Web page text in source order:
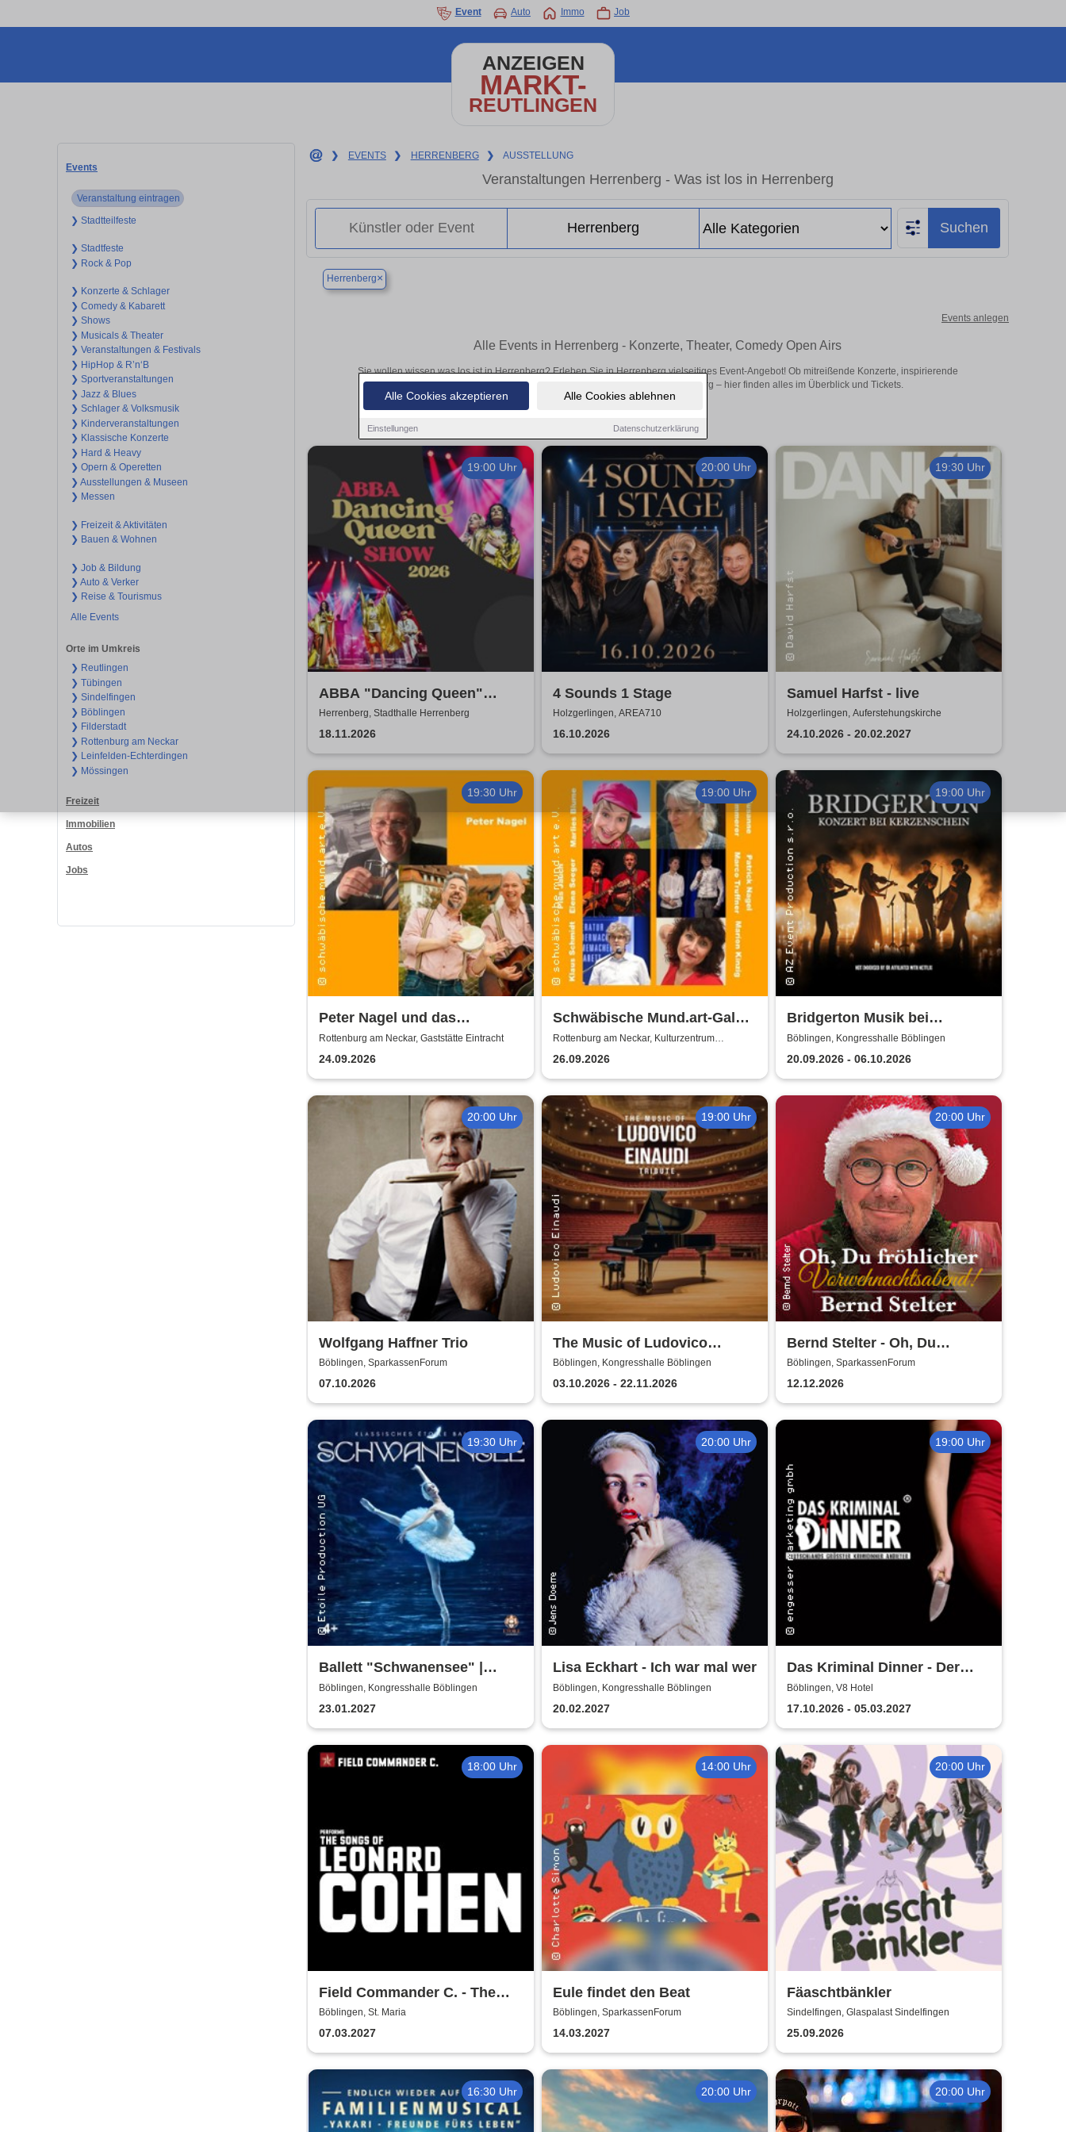
Alle Cookies akzeptieren Alle Cookies ablehnen
Einstellungen Datenschutzerklärung
Event Auto Immo Job
ANZEIGEN
MARKT-
REUTLINGEN
Events
Veranstaltung eintragen
❯ Stadtteilfeste
❯ Stadtfeste
❯ Rock & Pop
❯ Konzerte & Schlager
❯ Comedy & Kabarett
❯ Shows
❯ Musicals & Theater
❯ Veranstaltungen & Festivals
❯ HipHop & R’n‘B
❯ Sportveranstaltungen
❯ Jazz & Blues
❯ Schlager & Volksmusik
❯ Kinderveranstaltungen
❯ Klassische Konzerte
❯ Hard & Heavy
❯ Opern & Operetten
❯ Ausstellungen & Museen
❯ Messen
❯ Freizeit & Aktivitäten
❯ Bauen & Wohnen
❯ Job & Bildung
❯ Auto & Verker
❯ Reise & Tourismus
Alle Events
Orte im Umkreis
❯ Reutlingen
❯ Tübingen
❯ Sindelfingen
❯ Böblingen
❯ Filderstadt
❯ Rottenburg am Neckar
❯ Leinfelden-Echterdingen
❯ Mössingen
Freizeit
Immobilien
Autos
Jobs
❯ EVENTS ❯ HERRENBERG ❯ AUSSTELLUNG
Veranstaltungen Herrenberg - Was ist los in Herrenberg
Suchen
Herrenberg×
Events anlegen
Alle Events in Herrenberg - Konzerte, Theater, Comedy Open Airs
Sie wollen wissen was los ist in Herrenberg? Erleben Sie in Herrenberg vielseitiges Event-Angebot! Ob mitreißende Konzerte, inspirierende
Theateraufführungen oder aufregende Veranstaltungen in Herrenberg – hier finden alles im Überblick und Tickets.
19:00 Uhr
ABBA "Dancing Queen"
Show 2026
Herrenberg, Stadthalle Herrenberg
18.11.2026
20:00 Uhr
4 Sounds 1 Stage
Holzgerlingen, AREA710
16.10.2026
19:30 Uhr
Samuel Harfst - live
Holzgerlingen, Auferstehungskirche
24.10.2026 - 20.02.2027
19:30 Uhr
Peter Nagel und das
MundArt-Brettle | Gaststätte
Eintracht
Rottenburg am Neckar, Gaststätte Eintracht
24.09.2026
19:00 Uhr
Schwäbische Mund.art-Gala -
Blaupreisträger*innen von
2002 bis 2025
Rottenburg am Neckar, Kulturzentrum
26.09.2026
19:00 Uhr
Bridgerton Musik bei
Kerzenschein
Böblingen, Kongresshalle Böblingen
20.09.2026 - 06.10.2026
20:00 Uhr
Wolfgang Haffner Trio
Böblingen, SparkassenForum
07.10.2026
19:00 Uhr
The Music of Ludovico
Einaudi: Tribute-
Klavierkonzert - Ludovico
Einaudi Tribute bei
Kerzenschein
Böblingen, Kongresshalle Böblingen
03.10.2026 - 22.11.2026
20:00 Uhr
Bernd Stelter - Oh, Du
fröhlicher
Vorweihnachtsabend! 2026
Böblingen, SparkassenForum
12.12.2026
19:30 Uhr
Ballett "Schwanensee" |
Klassisches Etoile Ballett
Böblingen, Kongresshalle Böblingen
23.01.2027
20:00 Uhr
Lisa Eckhart - Ich war mal wer
Böblingen, Kongresshalle Böblingen
20.02.2027
19:00 Uhr
Das Kriminal Dinner - Der
letzte Joint der Marie Juana
Böblingen, V8 Hotel
17.10.2026 - 05.03.2027
18:00 Uhr
Field Commander C. - The
Songs of Leonard Cohen
Böblingen, St. Maria
07.03.2027
14:00 Uhr
Eule findet den Beat
Böblingen, SparkassenForum
14.03.2027
20:00 Uhr
Fäaschtbänkler
Sindelfingen, Glaspalast Sindelfingen
25.09.2026
16:30 Uhr 20:00 Uhr 20:00 Uhr